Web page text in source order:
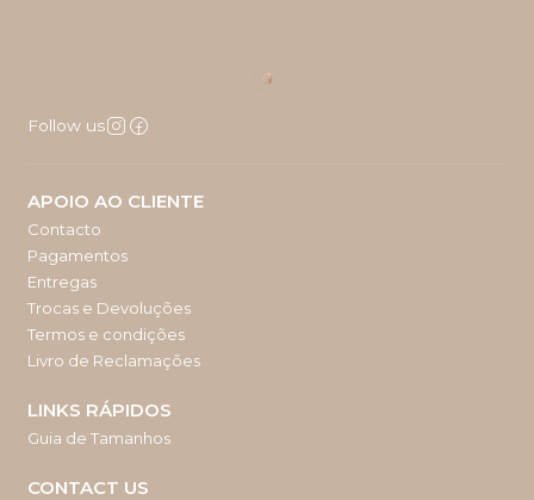
Follow us
APOIO AO CLIENTE
Contacto
Pagamentos
Entregas
Trocas e Devoluções
Termos e condições
Livro de Reclamações
LINKS RÁPIDOS
Guia de Tamanhos
CONTACT US